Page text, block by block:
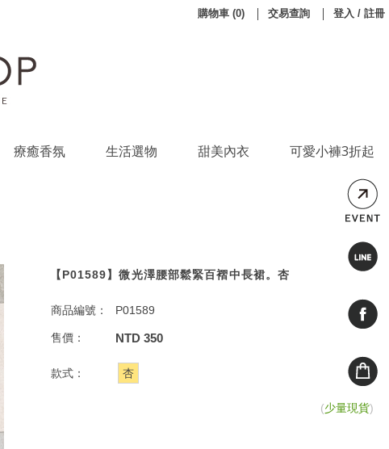
療癒香氛 生活選物 甜美內衣 可愛小褲3折起
購物車 (0) 交易查詢 登入 / 註冊
【P01589】微光澤腰部鬆緊百褶中長裙。杏
商品編號： P01589
售價： NTD 350
款式： 杏
(少量現貨)